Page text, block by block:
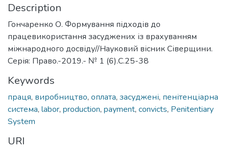
Description
Гончаренко О. Формування підходів до
працевикористання засуджених із врахуванням
міжнародного досвіду//Науковий вісник Сіверщини.
Серія: Право.-2019.- № 1 (6).С.25-38
Keywords
праця, виробництво, оплата, засуджені, пенітенціарна
система, labor, production, payment, convicts, Penitentiary
System
URI